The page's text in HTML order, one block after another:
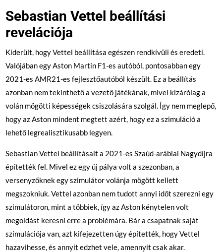
Sebastian Vettel beállítási
revelációja
Kiderült, hogy Vettel beállítása egészen rendkívüli és eredeti.
Valójában egy Aston Martin F1-es autóból, pontosabban egy
2021-es AMR21-es fejlesztőautóból készült. Ez a beállítás
azonban nem tekinthető a vezető játékának, mivel kizárólag a
volán mögötti képességek csiszolására szolgál. Így nem meglepő,
hogy az Aston mindent megtett azért, hogy ez a szimuláció a
lehető legrealisztikusabb legyen.
Sebastian Vettel beállításait a 2021-es Szaúd-arábiai Nagydíjra
építették fel. Mivel ez egy új pálya volt a szezonban, a
versenyzőknek egy szimulátor volánja mögött kellett
megszokniuk. Vettel azonban nem tudott annyi időt szerezni egy
szimulátoron, mint a többiek, így az Aston kénytelen volt
megoldást keresni erre a problémára. Bár a csapatnak saját
szimulációja van, azt kifejezetten úgy építették, hogy Vettel
hazavihesse, és annyit edzhet vele, amennyit csak akar.